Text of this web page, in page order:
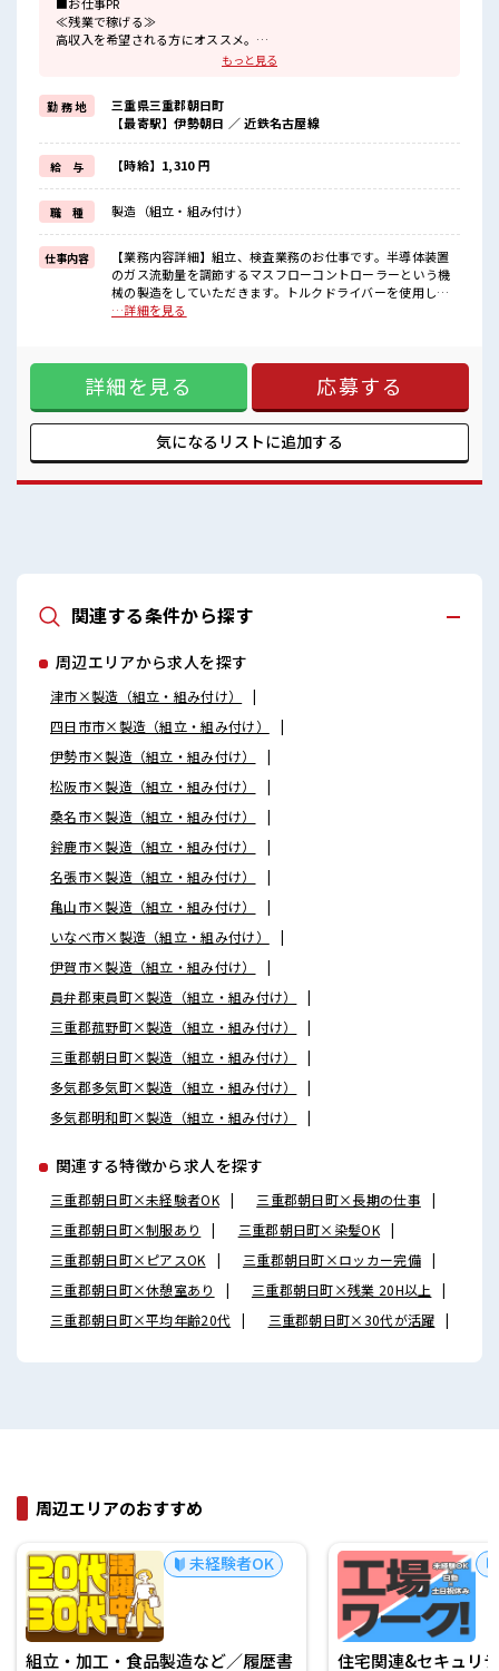
≪残業で稼げる≫
高収入を希望される方にオススメ。
残業は月20時間以上あります♪
基本的に髪色自由で明るすぎたり奇抜でなければOKです！
(規定有)≪ラクラク制服アリ≫
制服があるので、
毎日の服装の悩み解消♪
≪未経験でも活躍できる≫
新しいことにチャレンジするのは不安だけど、
しっかり働く環境が整っています！
イチからスキルUP・ステップUP目指していきましょう！
≪様々なお仕事をご提案≫
一人で悩まず気軽に相談できる、
派遣のお仕事です！
■職場の雰囲気
モチベーションもUP！
20代が多数活躍中！
社会人経験が浅くてもOK！
ここから経験積んでいきましょ！
もっと見る
勤 務 地
三重県三重郡朝日町
【最寄駅】伊勢朝日 ／ 近鉄名古屋線
給 与 【時給】1,310 円
職 種 製造（組立・組み付け）
仕事内容
【業務内容詳細】組立、検査業務のお仕事です。半導体装置
のガス流動量を調節するマスフローコントローラーという機
械の製造をしていただきます。トルクドライバーを使用して
ねじ締めをしたり、数値をパソコンで入力したりする業務を
≪残業で稼げる≫ 高収入を希望される方にオススメ。 残業は
月20時間以上あります♪ ≪髪型自由≫ 基本的に髪色自由で明
るすぎたり奇抜でなければOKです！ (規定有)≪ラクラク制服
アリ≫ 制服があるので、 毎日の服装の悩み解消♪ ≪未経験で
も活躍できる≫ 新しいことにチャレンジするのは不安だけ
ど、 しっかり働く環境が整っています！ イチからスキルUP・
≫ 一人で悩まず気軽に相談できる、 派遣のお仕事です！ ■職
…詳細を見る
詳細を見る 応募する
気になるリストに追加する
関連する条件から探す
周辺エリアから求人を探す
津市×製造（組立・組み付け）
四日市市×製造（組立・組み付け）
伊勢市×製造（組立・組み付け）
松阪市×製造（組立・組み付け）
桑名市×製造（組立・組み付け）
鈴鹿市×製造（組立・組み付け）
名張市×製造（組立・組み付け）
亀山市×製造（組立・組み付け）
いなべ市×製造（組立・組み付け）
伊賀市×製造（組立・組み付け）
員弁郡東員町×製造（組立・組み付け）
三重郡菰野町×製造（組立・組み付け）
三重郡朝日町×製造（組立・組み付け）
多気郡多気町×製造（組立・組み付け）
多気郡明和町×製造（組立・組み付け）
関連する特徴から求人を探す
三重郡朝日町×未経験者OK
三重郡朝日町×長期の仕事
三重郡朝日町×制服あり
三重郡朝日町×染髪OK
三重郡朝日町×ピアスOK
三重郡朝日町×ロッカー完備
三重郡朝日町×休憩室あり
三重郡朝日町×残業 20H以上
三重郡朝日町×平均年齢20代
三重郡朝日町×30代が活躍
周辺エリアのおすすめ
未経験者OK
組立・加工・食品製造など／履歴書
住宅関連&セキュリ